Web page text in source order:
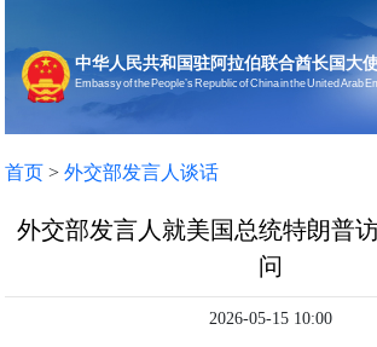
中华人民共和国驻阿拉伯联合酋长国大
Embassy of the People’s Republic of China in the United Arab
首页 >外交部发言人谈话
外交部发言人就美国总统特朗普
问
2026-05-15 10:00